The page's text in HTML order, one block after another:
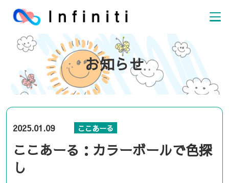
お知らせ
2025.01.09 ここあーる
ここあーる：カラーボールで色探
し